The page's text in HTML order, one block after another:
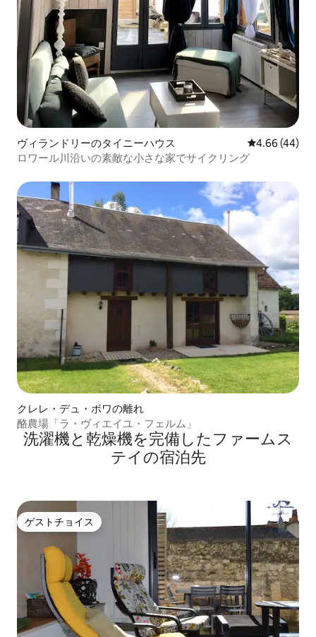
ヴィランドリーのタイニーハウス レビュー44
4.66 (44)
ロワール川沿いの素敵な小さな家でサイクリング
クレレ・デュ・ボワの離れ
酪農場「ラ・ヴィエイユ・フェルム」
洗濯機と乾燥機を完備したファームス
テイの宿泊先
ゲストチョイス
ゲストチョイス